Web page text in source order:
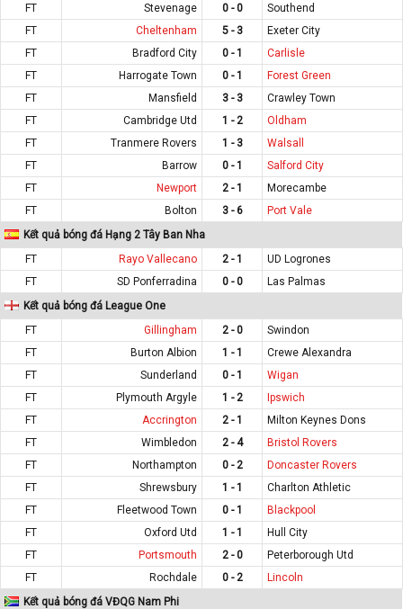
FT
Stevenage 0 - 0
Southend
FT
Cheltenham 5 - 3
Exeter City
FT
Bradford City 0 - 1
Carlisle
FT
Harrogate Town 0 - 1
Forest Green
FT
Mansfield 3 - 3
Crawley Town
FT
Cambridge Utd 1 - 2
Oldham
FT
Tranmere Rovers 1 - 3
Walsall
FT
Barrow 0 - 1
Salford City
FT
Newport 2 - 1
Morecambe
FT
Bolton 3 - 6
Port Vale
Kết quả bóng đá Hạng 2 Tây Ban Nha
FT
Rayo Vallecano 2 - 1
UD Logrones
FT
SD Ponferradina 0 - 0
Las Palmas
Kết quả bóng đá League One
FT
Gillingham 2 - 0
Swindon
FT
Burton Albion 1 - 1
Crewe Alexandra
FT
Sunderland 0 - 1
Wigan
FT
Plymouth Argyle 1 - 2
Ipswich
FT
Accrington 2 - 1
Milton Keynes Dons
FT
Wimbledon 2 - 4
Bristol Rovers
FT
Northampton 0 - 2
Doncaster Rovers
FT
Shrewsbury 1 - 1
Charlton Athletic
FT
Fleetwood Town 0 - 1
Blackpool
FT
Oxford Utd 1 - 1
Hull City
FT
Portsmouth 2 - 0
Peterborough Utd
FT
Rochdale 0 - 2
Lincoln
Kết quả bóng đá VĐQG Nam Phi